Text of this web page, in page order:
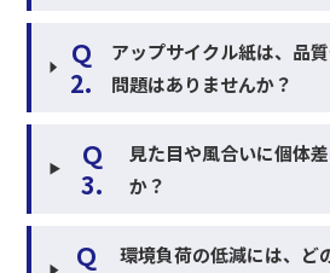
Ｑ
2.
アップサイクル紙は、品
問題はありませんか？
Ｑ
3.
見た目や風合いに個体
か？
Ｑ
環境負荷の低減には、ど